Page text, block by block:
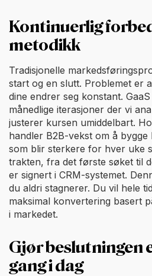
Kontinuerlig
metodikk
Tradisjonelle
start og en slutt. Problemet er
dine endrer seg konstant.
månedlige iterasjoner der vi
justerer kursen umiddelbart.
handler B2B-vekst om å
som blir sterkere for hver uke
trakten, fra det første søket til
er signert i CRM-systemet.
du aldri stagnerer. Du vil hele
maksimal konvertering basert
i markedet.
Gjør beslutningen
gang i dag